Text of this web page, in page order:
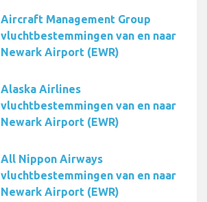
Aircraft Management Group
vluchtbestemmingen van en naar
Newark Airport (EWR)
Alaska Airlines
vluchtbestemmingen van en naar
Newark Airport (EWR)
All Nippon Airways
vluchtbestemmingen van en naar
Newark Airport (EWR)